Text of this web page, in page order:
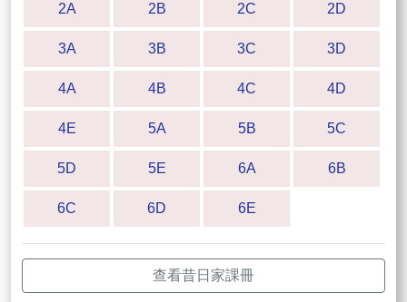
2A 2B 2C 2D
3A 3B 3C 3D
4A 4B 4C 4D
4E 5A 5B 5C
5D 5E 6A 6B
6C 6D 6E
查看昔日家課冊